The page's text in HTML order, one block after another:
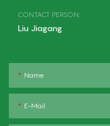
CONTACT PERSON:
Liu Jiagang
Name
E-Mail